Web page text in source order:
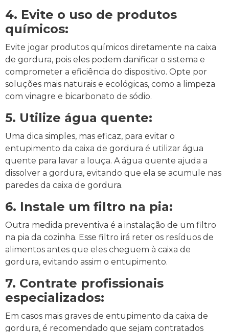
4. Evite o uso de produtos
químicos:
Evite jogar produtos químicos diretamente na caixa
de gordura, pois eles podem danificar o sistema e
comprometer a eficiência do dispositivo. Opte por
soluções mais naturais e ecológicas, como a limpeza
com vinagre e bicarbonato de sódio.
5. Utilize água quente:
Uma dica simples, mas eficaz, para evitar o
entupimento da caixa de gordura é utilizar água
quente para lavar a louça. A água quente ajuda a
dissolver a gordura, evitando que ela se acumule nas
paredes da caixa de gordura.
6. Instale um filtro na pia:
Outra medida preventiva é a instalação de um filtro
na pia da cozinha. Esse filtro irá reter os resíduos de
alimentos antes que eles cheguem à caixa de
gordura, evitando assim o entupimento.
7. Contrate profissionais
especializados:
Em casos mais graves de entupimento da caixa de
gordura, é recomendado que sejam contratados